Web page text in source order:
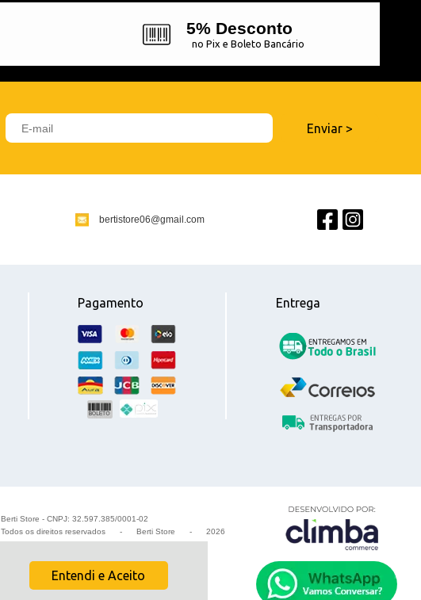
Entendi e Aceito
5% Desconto
no Pix e Boleto Bancário
bertistore06@gmail.com
Pagamento Entrega
Berti Store - CNPJ: 32.597.385/0001-02
Todos os direitos reservados
- Berti Store - 2026